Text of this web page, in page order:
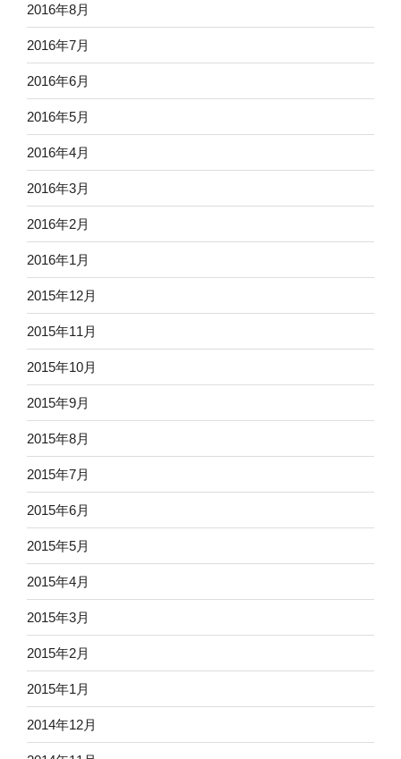
2016年8月
2016年7月
2016年6月
2016年5月
2016年4月
2016年3月
2016年2月
2016年1月
2015年12月
2015年11月
2015年10月
2015年9月
2015年8月
2015年7月
2015年6月
2015年5月
2015年4月
2015年3月
2015年2月
2015年1月
2014年12月